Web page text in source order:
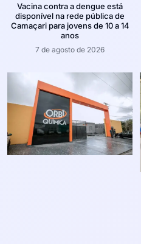
Vacina contra a dengue está
disponível na rede pública de
Camaçari para jovens de 10 a 14
anos
7 de agosto de 2026